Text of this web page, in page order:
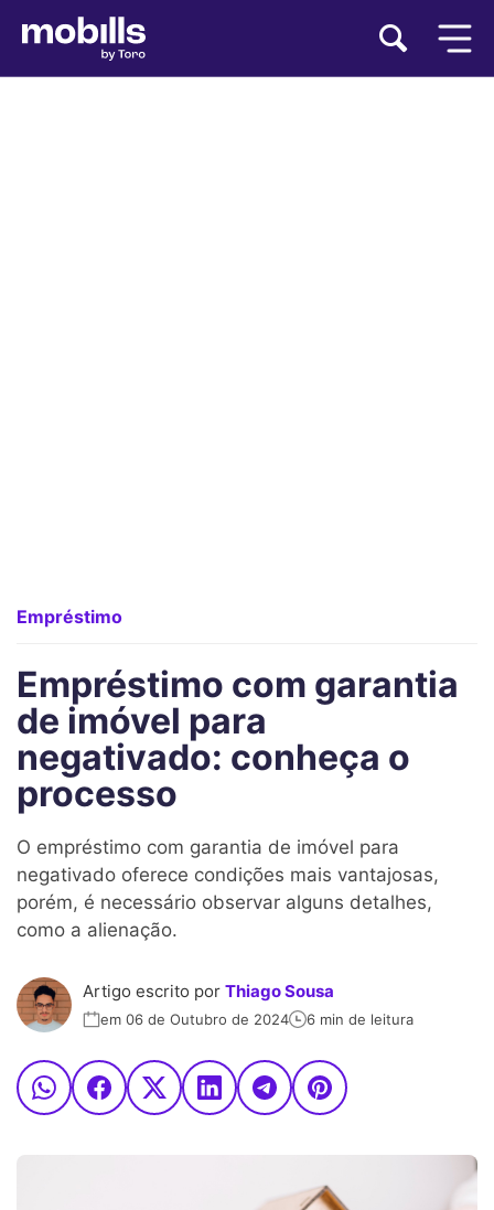
Empréstimo
Empréstimo com garantia
de imóvel para
negativado: conheça o
processo
O empréstimo com garantia de imóvel para
negativado oferece condições mais vantajosas,
porém, é necessário observar alguns detalhes,
como a alienação.
Artigo escrito por Thiago Sousa
em 06 de Outubro de 2024 6 min de leitura